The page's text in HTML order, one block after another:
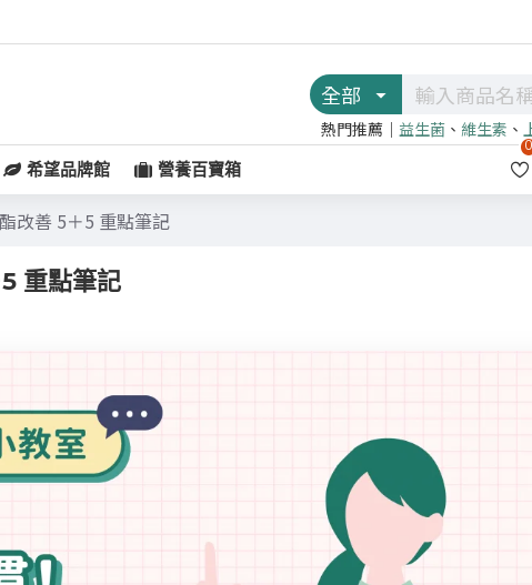
全部
熱門推薦｜益生菌 、 維生素 、
希望品牌館 營養百寶箱
0
改善 5＋5 重點筆記
重點筆記